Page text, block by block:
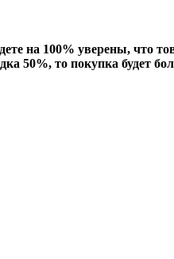
на 100% уверены, что
50%, то покупка будет